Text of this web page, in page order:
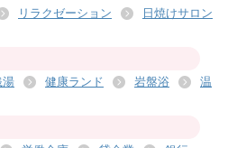
リラクゼーション
日焼けサロン
湯 健康ランド 岩盤浴
温